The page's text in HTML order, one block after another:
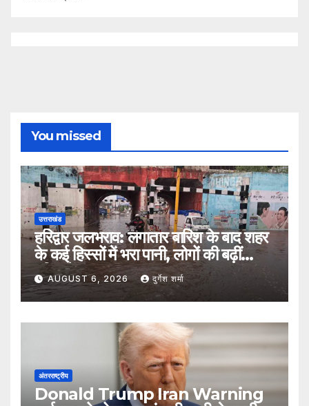
You missed
उत्तराखंड
हरिद्वार जलभराव: लगातार बारिश के बाद शहर
के कई हिस्सों में भरा पानी, लोगों की बढ़ीं
मुश्किलें
AUGUST 6, 2026 दुर्गेश शर्मा
अंतरराष्ट्रीय
Donald Trump Iran Warning